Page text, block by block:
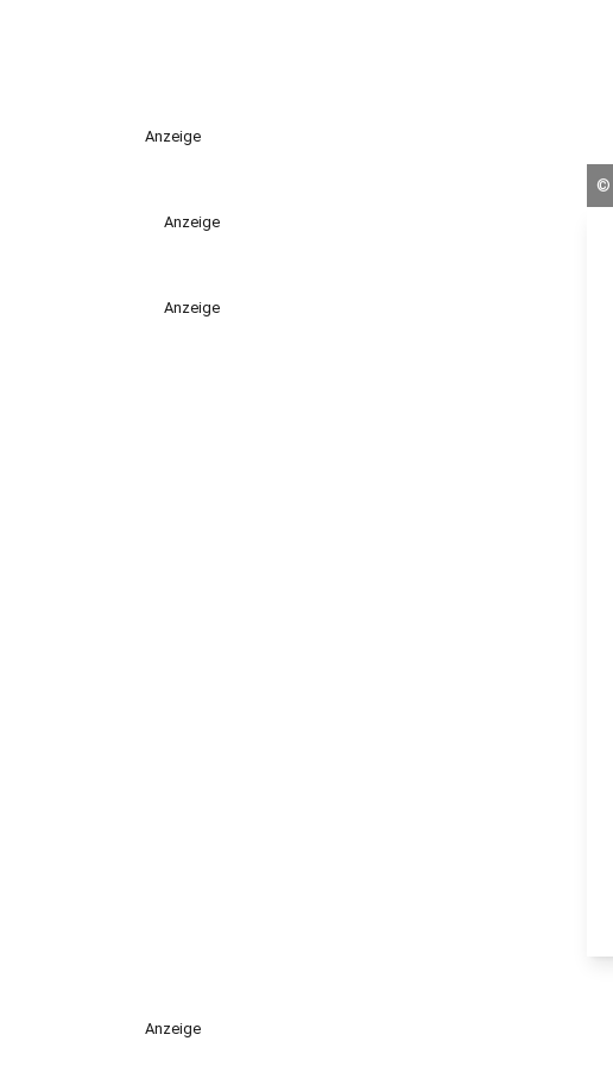
Anzeige
Anzeige
Anzeige
©
Anzeige